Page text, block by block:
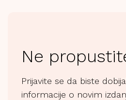
Ne
Prijavite se da biste
informacije o novim